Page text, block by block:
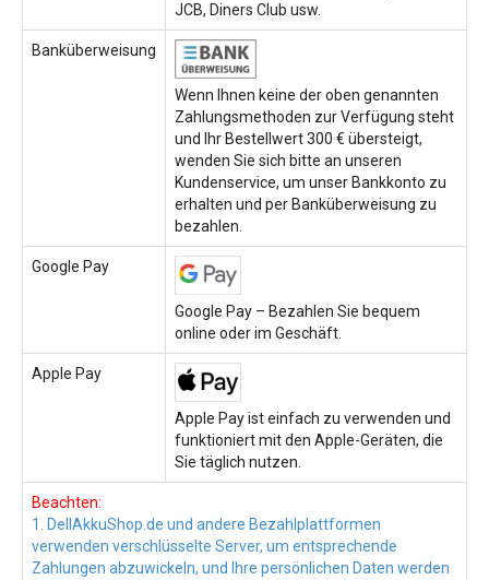
JCB, Diners Club usw.
Banküberweisung
Wenn Ihnen keine der oben genannten
Zahlungsmethoden zur Verfügung steht
und Ihr Bestellwert 300 € übersteigt,
wenden Sie sich bitte an unseren
Kundenservice, um unser Bankkonto zu
erhalten und per Banküberweisung zu
bezahlen.
Google Pay
Google Pay – Bezahlen Sie bequem
online oder im Geschäft.
Apple Pay
Apple Pay ist einfach zu verwenden und
funktioniert mit den Apple-Geräten, die
Sie täglich nutzen.
Beachten:
1. DellAkkuShop.de und andere Bezahlplattformen
verwenden verschlüsselte Server, um entsprechende
Zahlungen abzuwickeln, und Ihre persönlichen Daten werden